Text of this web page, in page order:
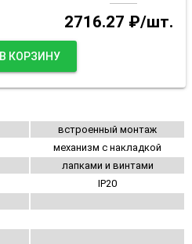
2716.27 ₽/шт.
В КОРЗИНУ
встроенный монтаж
механизм с накладкой
лапками и винтами
IP20